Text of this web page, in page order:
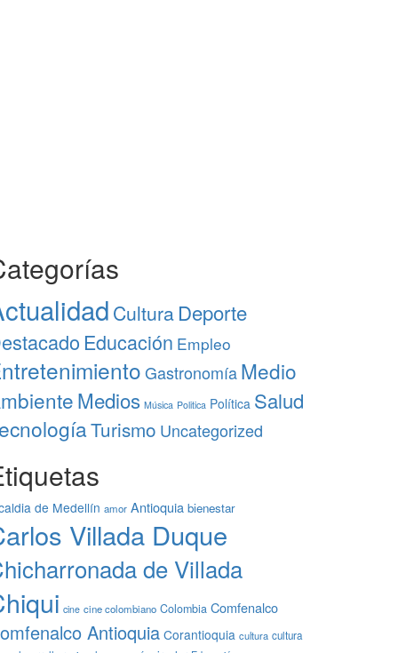
Cultura Deporte
Educación Empleo
GastronomíaMedio
Medios Música Politica Política Salud
Turismo Uncategorized
de Medellín amor Antioquia bienestar
Villada Duque
de Villada
cine cine colombiano Colombia Comfenalco
Antioquia Corantioquia cultura cultura